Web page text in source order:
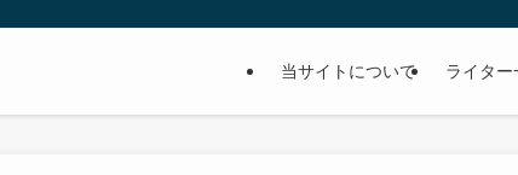
当サイトについて ライター